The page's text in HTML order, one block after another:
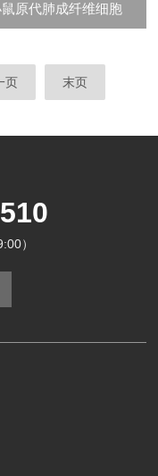
原代肺成纤维细胞
页 末页
）